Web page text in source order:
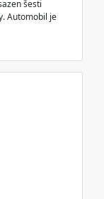
šesti
Automobil je